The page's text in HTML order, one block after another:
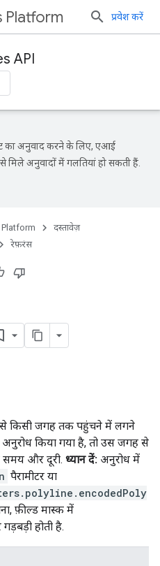
Platform प्रवेश करें
API
का अनुवाद करने के लिए, एआई
मिले अनुवादों में गलतियां हो सकती हैं.
दस्तावेज़
रेफ़रंस
से किसी जगह तक पहुंचने में लगने
किया गया है, तो उस जगह से
समय और दूरी. ध्यान दें: अनुरोध में
पैरामीटर या
फ़ील्ड मास्क में
होती है.